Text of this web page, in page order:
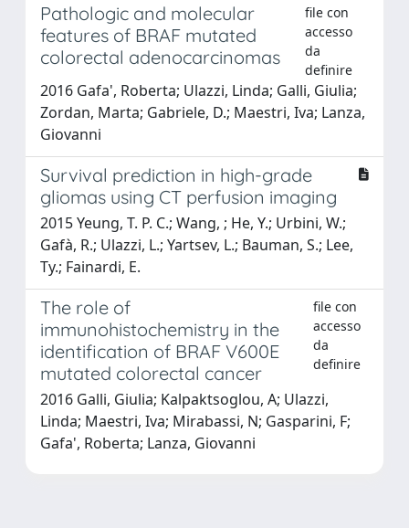
Pathologic and molecular
features of BRAF mutated
colorectal adenocarcinomas
file con
accesso
da
definire
2016 Gafa', Roberta; Ulazzi, Linda; Galli, Giulia;
Zordan, Marta; Gabriele, D.; Maestri, Iva; Lanza,
Giovanni
Survival prediction in high-grade
gliomas using CT perfusion imaging
2015 Yeung, T. P. C.; Wang, ; He, Y.; Urbini, W.;
Gafà, R.; Ulazzi, L.; Yartsev, L.; Bauman, S.; Lee,
Ty.; Fainardi, E.
The role of
immunohistochemistry in the
identification of BRAF V600E
mutated colorectal cancer
file con
accesso
da
definire
2016 Galli, Giulia; Kalpaktsoglou, A; Ulazzi,
Linda; Maestri, Iva; Mirabassi, N; Gasparini, F;
Gafa', Roberta; Lanza, Giovanni